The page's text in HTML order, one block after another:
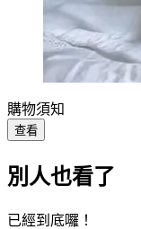
購物須知
查看
別人也看了
已經到底囉！